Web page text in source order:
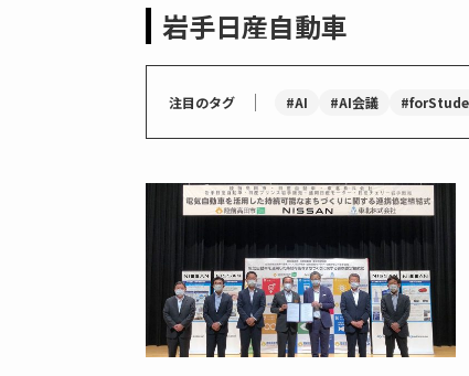
岩手日産自動車
注目のタグ ｜ #AI #AI会議